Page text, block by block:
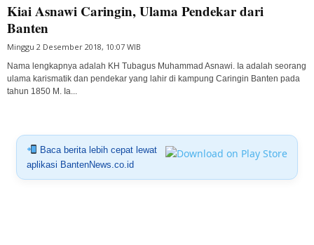
Kiai Asnawi Caringin, Ulama Pendekar dari
Banten
Minggu 2 Desember 2018, 10:07 WIB
Nama lengkapnya adalah KH Tubagus Muhammad Asnawi. Ia adalah seorang
ulama karismatik dan pendekar yang lahir di kampung Caringin Banten pada
tahun 1850 M. Ia...
Baca berita lebih cepat lewat
aplikasi BantenNews.co.id